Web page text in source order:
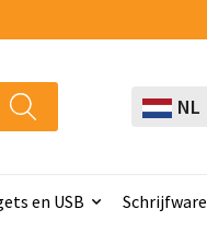
NL
en USB